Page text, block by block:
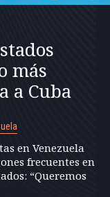
más
a Cuba
en Venezuela
frecuentes en
“Queremos